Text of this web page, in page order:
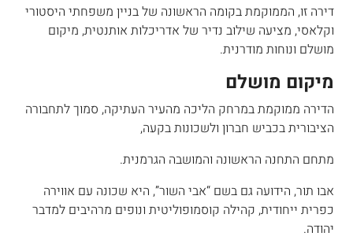
דירה זו, הממוקמת בקומה הראשונה של בניין משפחתי היסטורי
וקלאסי, מציעה שילוב נדיר של אדריכלות אותנטית, מיקום
מושלם ונוחות מודרנית.
מיקום מושלם
הדירה ממוקמת במרחק הליכה מהעיר העתיקה, סמוך לתחבורה
הציבורית בכביש חברון ולשכונות בקעה,
מתחם התחנה הראשונה והמושבה הגרמנית.
אבו תור, הידועה גם בשם “אבי השור”, היא שכונה עם אווירה
כפרית ייחודית, קהילה קוסמופוליטית ונופים מרהיבים למדבר
יהודה.